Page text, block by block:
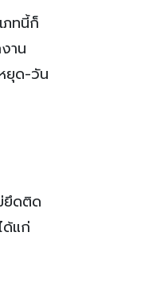
ภทนี้ก็
าน
ยุด-วัน
ยึดติด
แก่